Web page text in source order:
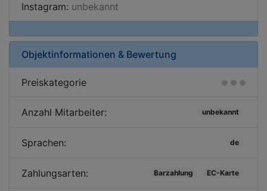
Instagram: unbekannt
Objektinformationen & Bewertung
Preiskategorie
Anzahl Mitarbeiter: unbekannt
Sprachen: de
Zahlungsarten: Barzahlung EC-Karte